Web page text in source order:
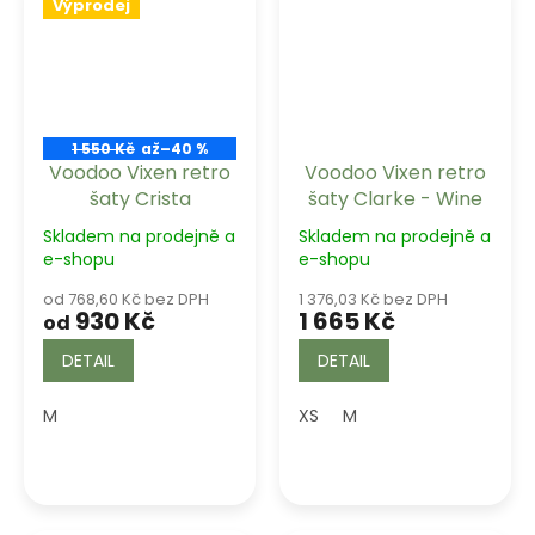
Výprodej
1 550 Kč až–40 %
Voodoo Vixen retro
šaty Crista
Skladem na prodejně a
e-shopu
od 768,60 Kč bez DPH
od 930 Kč
DETAIL
M
Voodoo Vixen retro
šaty Clarke - Wine
Skladem na prodejně a
e-shopu
1 376,03 Kč bez DPH
1 665 Kč
DETAIL
XS M